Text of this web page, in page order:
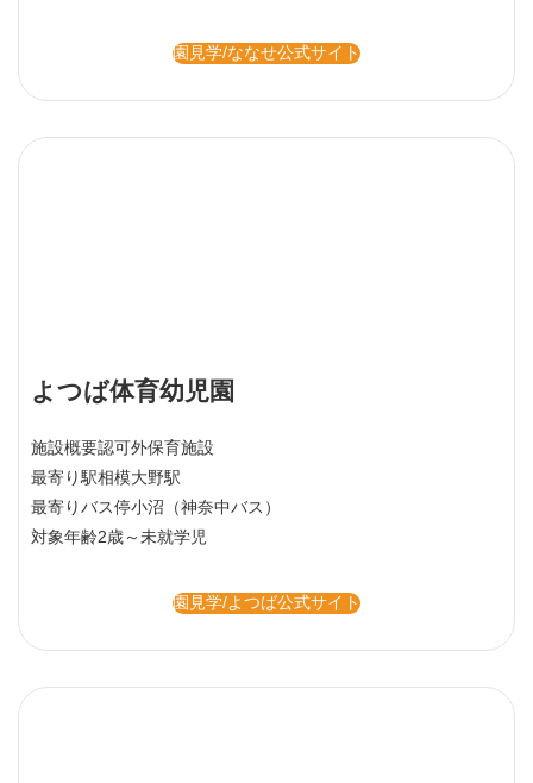
園見学/ななせ公式サイト
よつば体育幼児園
施設概要認可外保育施設
最寄り駅相模大野駅
2歳～未就学児